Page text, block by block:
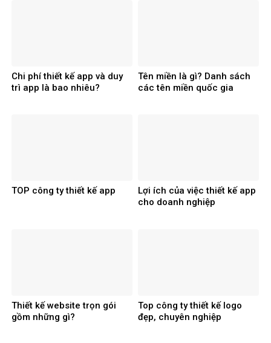
Chi phí thiết kế app và duy
trì app là bao nhiêu?
Tên miền là gì? Danh sách
các tên miền quốc gia
TOP công ty thiết kế app
Lợi ích của việc thiết kế app
cho doanh nghiệp
Thiết kế website trọn gói
gồm những gì?
Top công ty thiết kế logo
đẹp, chuyên nghiệp